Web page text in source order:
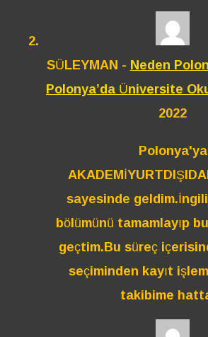
SÜLEYMAN -Neden
Polonya’da Üniversite
2022
Polonya'ya
sayesinde
bölümünü tamamlayıp
geçtim.Bu süreç
seçiminden kayıt
takibime